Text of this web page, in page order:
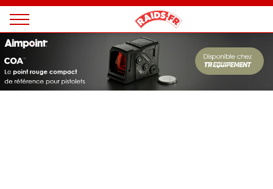
Magazine
Raids
Panneau de gestion des cookies